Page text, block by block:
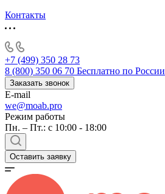
Контакты
+7 (499) 350 28 73
8 (800) 350 06 70 Бесплатно по России
Заказать звонок
E-mail
we@moab.pro
Режим работы
Пн. – Пт.: с 10:00 - 18:00
Оставить заявку